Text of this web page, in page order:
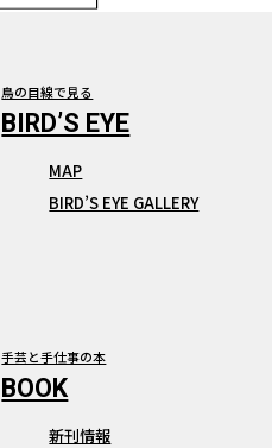
鳥の目線で見る
MAP
BIRD’S EYE GALLERY
手芸と手仕事の本
新刊情報